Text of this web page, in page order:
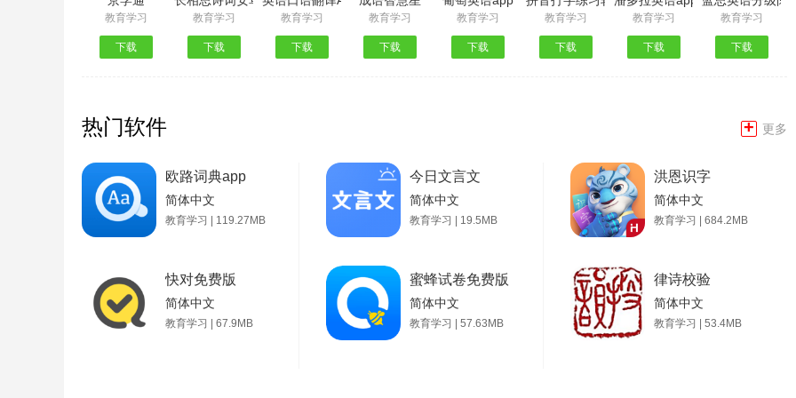
教育学习
下载
教育学习
下载
教育学习
下载
教育学习
下载
教育学习
下载
教育学习
下载
教育学习
下载
教育学习
下载
热门软件 + 更多
欧路词典app
简体中文
教育学习 | 119.27MB
今日文言文
简体中文
教育学习 | 19.5MB
洪恩识字
简体中文
教育学习 | 684.2MB
快对免费版
简体中文
教育学习 | 67.9MB
蜜蜂试卷免费版
简体中文
教育学习 | 57.63MB
律诗校验
简体中文
教育学习 | 53.4MB